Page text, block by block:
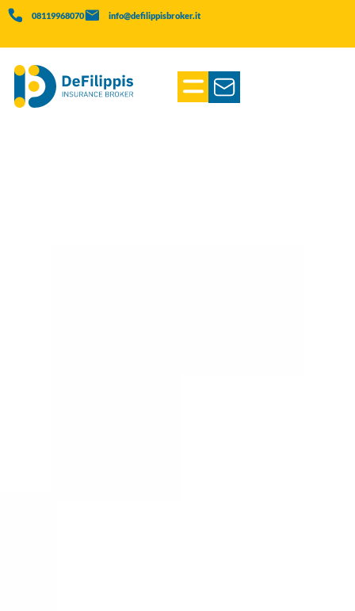
08119968070 info@defilippisbroker.it